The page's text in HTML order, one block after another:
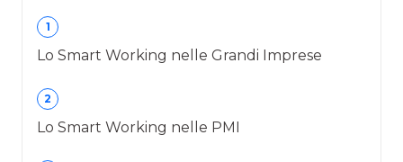
1
Lo Smart Working nelle Grandi Imprese
2
Lo Smart Working nelle PMI